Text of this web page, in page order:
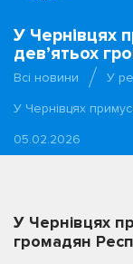
У Чернівцях
дев’ятьох
Всі новини
У
У Чернівцях
05.02.2026
У Чернівцях
громадян